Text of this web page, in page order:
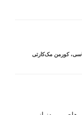
،کورمن مک‌کارتی